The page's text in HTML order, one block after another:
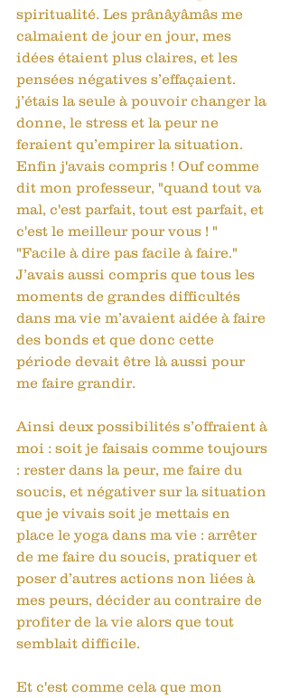
spiritualité. Les prânâyâmâs me
calmaient de jour en jour, mes
idées étaient plus claires, et les
pensées négatives s’effaçaient.
j’étais la seule à pouvoir changer la
donne, le stress et la peur ne
feraient qu’empirer la situation.
Enfin j'avais compris ! Ouf comme
dit mon professeur, "quand tout va
mal, c'est parfait, tout est parfait, et
c'est le meilleur pour vous ! "
"Facile à dire pas facile à faire."
J’avais aussi compris que tous les
moments de grandes difficultés
dans ma vie m’avaient aidée à faire
des bonds et que donc cette
période devait être là aussi pour
me faire grandir.
Ainsi deux possibilités s’offraient à
moi : soit je faisais comme toujours
: rester dans la peur, me faire du
soucis, et négativer sur la situation
que je vivais soit je mettais en
place le yoga dans ma vie : arrêter
de me faire du soucis, pratiquer et
poser d’autres actions non liées à
mes peurs, décider au contraire de
profiter de la vie alors que tout
semblait difficile.
Et c'est comme cela que mon